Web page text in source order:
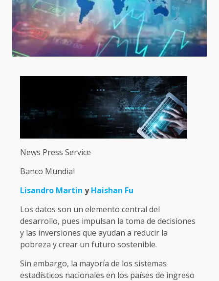
News Press Service
Banco Mundial
Lisandro Martin yHaishan Fu
Los datos son un elemento central del
desarrollo, pues impulsan la toma de decisiones
y las inversiones que ayudan a reducir la
pobreza y crear un futuro sostenible.
Sin embargo, la mayoría de los sistemas
estadísticos nacionales en los países de ingreso